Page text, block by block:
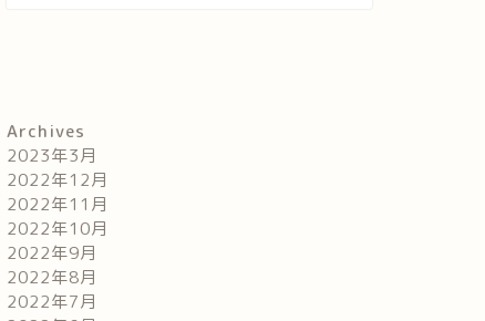
Archives
2023年3月
2022年12月
2022年11月
2022年10月
2022年9月
2022年8月
2022年7月